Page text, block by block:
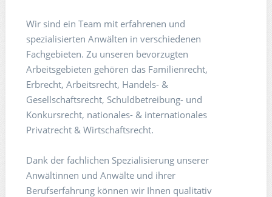
Wir sind ein Team mit erfahrenen und
spezialisierten Anwälten in verschiedenen
Fachgebieten. Zu unseren bevorzugten
Arbeitsgebieten gehören das Familienrecht,
Erbrecht, Arbeitsrecht, Handels- &
Gesellschaftsrecht, Schuldbetreibung- und
Konkursrecht, nationales- & internationales
Privatrecht & Wirtschaftsrecht.
Dank der fachlichen Spezialisierung unserer
Anwältinnen und Anwälte und ihrer
Berufserfahrung können wir Ihnen qualitativ